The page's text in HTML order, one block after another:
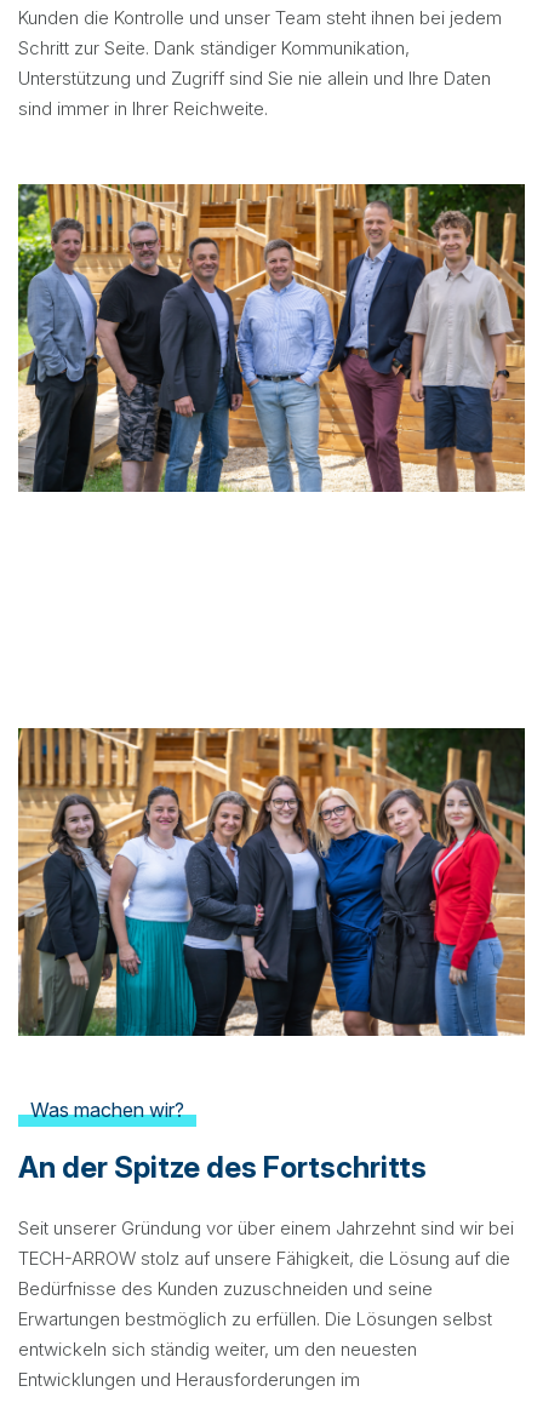
Kunden die Kontrolle und unser Team steht ihnen bei jedem
Schritt zur Seite. Dank ständiger Kommunikation,
Unterstützung und Zugriff sind Sie nie allein und Ihre Daten
sind immer in Ihrer Reichweite.
Was machen wir?
An der Spitze des Fortschritts
Seit unserer Gründung vor über einem Jahrzehnt sind wir bei
TECH-ARROW stolz auf unsere Fähigkeit, die Lösung auf die
Bedürfnisse des Kunden zuzuschneiden und seine
Erwartungen bestmöglich zu erfüllen. Die Lösungen selbst
entwickeln sich ständig weiter, um den neuesten
Entwicklungen und Herausforderungen im